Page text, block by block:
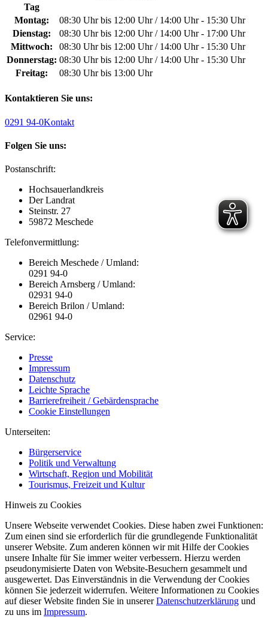
Tag
Montag:
08:30 Uhr bis 12:00 Uhr / 14:00 Uhr - 15:30 Uhr
Dienstag:
08:30 Uhr bis 12:00 Uhr / 14:00 Uhr - 17:00 Uhr
Mittwoch:
08:30 Uhr bis 12:00 Uhr / 14:00 Uhr - 15:30 Uhr
Donnerstag: 08:30 Uhr bis 12:00 Uhr / 14:00 Uhr - 15:30 Uhr
Freitag:
08:30 Uhr bis 13:00 Uhr
Kontaktieren Sie uns:
0291 94-0Kontakt
Folgen Sie uns:
Postanschrift:
Hochsauerlandkreis
Der Landrat
Steinstr. 27
59872 Meschede
Telefonvermittlung:
Bereich Meschede / Umland:
0291 94-0
Bereich Arnsberg / Umland:
02931 94-0
Bereich Brilon / Umland:
02961 94-0
Service:
Presse
Impressum
Datenschutz
Leichte Sprache
Barrierefreiheit / Gebärdensprache
Cookie Einstellungen
Unterseiten:
Bürgerservice
Politik und Verwaltung
Wirtschaft, Region und Mobilität
Tourismus, Freizeit und Kultur
Hinweis zu Cookies
Unsere Webseite verwendet Cookies. Diese haben zwei Funktionen:
Zum einen sind sie erforderlich für die grundlegende Funktionalität
unserer Website. Zum anderen können wir mit Hilfe der Cookies
unsere Inhalte für Sie immer weiter verbessern. Hierzu werden
pseudonymisierte Daten von Website-Besuchern gesammelt und
ausgewertet. Das Einverständnis in die Verwendung der Cookies
können Sie jederzeit widerrufen. Weitere Informationen zu Cookies
auf dieser Website finden Sie in unsererDatenschutzerklärung und
zu uns im Impressum.